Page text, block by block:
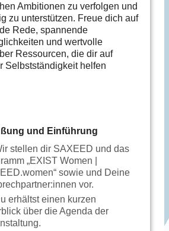
Ambitionen zu verfolgen und
zu unterstützen. Freue dich auf
Rede, spannende
und wertvolle
Ressourcen, die dir auf
Selbstständigkeit helfen
und Einführung
stellen dir SAXEED und das
„EXIST Women |
sowie und Deine
vor.
erhältst einen kurzen
über die Agenda der